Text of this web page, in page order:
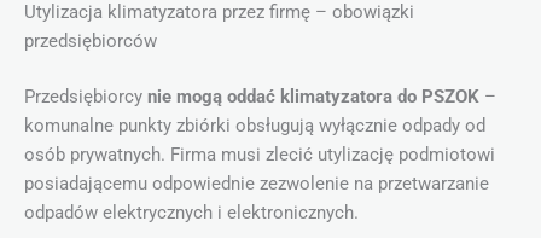
Utylizacja klimatyzatora przez firmę – obowiązki
przedsiębiorców
Przedsiębiorcy nie mogą oddać klimatyzatora do PSZOK –
komunalne punkty zbiórki obsługują wyłącznie odpady od
osób prywatnych. Firma musi zlecić utylizację podmiotowi
posiadającemu odpowiednie zezwolenie na przetwarzanie
odpadów elektrycznych i elektronicznych.